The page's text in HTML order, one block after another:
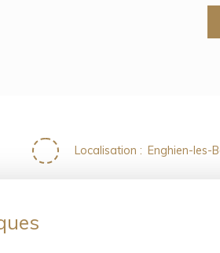
Localisation : Enghien-les-